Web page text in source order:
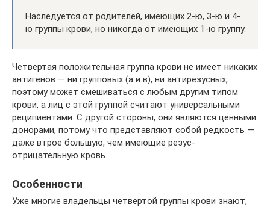
Наследуется от родителей, имеющих 2-ю, 3-ю и 4-
ю группы крови, но никогда от имеющих 1-ю группу.
Четвертая положительная группа крови не имеет никаких
антигенов — ни групповых (а и в), ни антирезусных,
поэтому может смешиваться с любым другим типом
крови, а лиц с этой группой считают универсальными
реципиентами. С другой стороны, они являются ценными
донорами, потому что представляют собой редкость —
даже втрое большую, чем имеющие резус-
отрицательную кровь.
Особенности
Уже многие владельцы четвертой группы крови знают,